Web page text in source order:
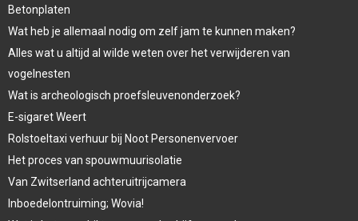
Betonplaten
Wat heb je allemaal nodig om zelf jam te kunnen maken?
Alles wat u altijd al wilde weten over het verwijderen van
vogelnesten
Wat is archeologisch proefsleuvenonderzoek?
E-sigaret Weert
Rolstoeltaxi verhuur bij Noot Personenvervoer
Het proces van spouwmuurisolatie
Van Zwitserland achteruitrijcamera
Inboedelontruiming; Wovia!